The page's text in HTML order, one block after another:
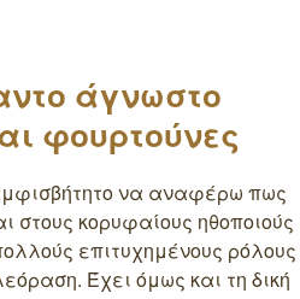
άγνωστο
φουρτούνες
να αναφέρω πως
στους κορυφαίους ηθοποιούς
επιτυχημένους ρόλους
Έχει όμως και τη δική